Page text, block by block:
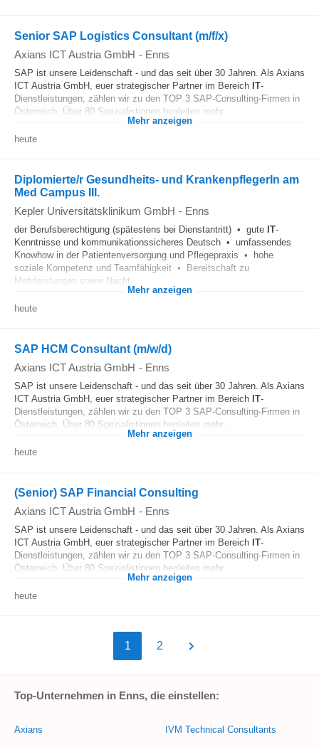
Senior SAP Logistics Consultant (m/f/x)
Axians ICT Austria GmbH - Enns
SAP ist unsere Leidenschaft - und das seit über 30 Jahren. Als Axians
ICT Austria GmbH, euer strategischer Partner im Bereich IT-
Dienstleistungen, zählen wir zu den TOP 3 SAP-Consulting-Firmen in
Österreich. Über 80 Spezialistinnen begleiten mehr...
Mehr anzeigen
heute
Diplomierte/r Gesundheits- und KrankenpflegerIn am
Med Campus III.
Kepler Universitätsklinikum GmbH - Enns
der Berufsberechtigung (spätestens bei Dienstantritt) • gute IT-
Kenntnisse und kommunikationssicheres Deutsch • umfassendes
Knowhow in der Patientenversorgung und Pflegepraxis • hohe
soziale Kompetenz und Teamfähigkeit • Bereitschaft zu
Mehrleistungen sowie Nacht...
Mehr anzeigen
heute
SAP HCM Consultant (m/w/d)
Axians ICT Austria GmbH - Enns
SAP ist unsere Leidenschaft - und das seit über 30 Jahren. Als Axians
ICT Austria GmbH, euer strategischer Partner im Bereich IT-
Dienstleistungen, zählen wir zu den TOP 3 SAP-Consulting-Firmen in
Österreich. Über 80 Spezialistinnen begleiten mehr...
Mehr anzeigen
heute
(Senior) SAP Financial Consulting
Axians ICT Austria GmbH - Enns
SAP ist unsere Leidenschaft - und das seit über 30 Jahren. Als Axians
ICT Austria GmbH, euer strategischer Partner im Bereich IT-
Dienstleistungen, zählen wir zu den TOP 3 SAP-Consulting-Firmen in
Österreich. Über 80 Spezialistinnen begleiten mehr...
Mehr anzeigen
heute
1 2
Top-Unternehmen in Enns, die einstellen:
Axians IVM Technical Consultants